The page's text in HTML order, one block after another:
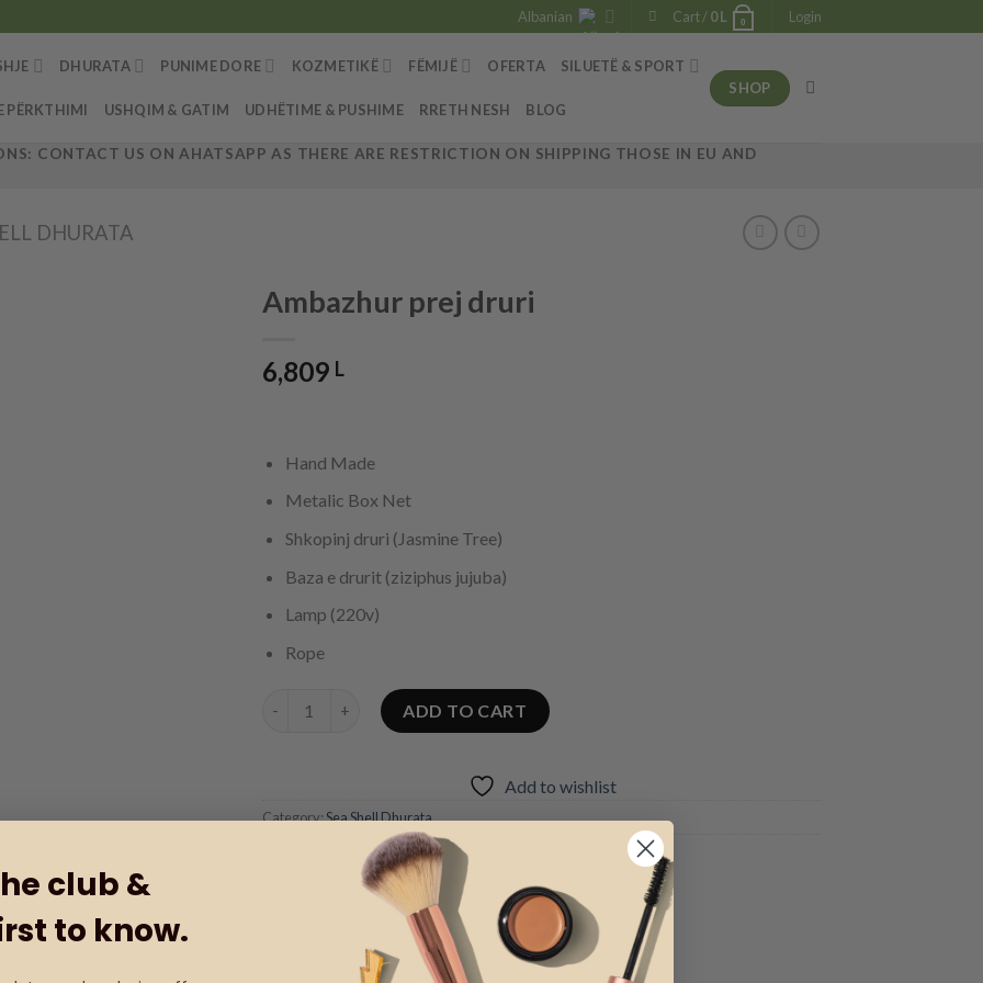
Albanian Cart /0L 0 Login
DHURATA PUNIME DORE KOZMETIKË FËMIJË OFERTA SILUETË & SPORT
PËRKTHIMI USHQIM & GATIM UDHËTIME & PUSHIME RRETH NESH BLOG
SHOP
CONTACT US ON AHATSAPP AS THERE ARE RESTRICTION ON SHIPPING THOSE IN EU AND
DHURATA
Ambazhur prej druri
6,809 L
Hand Made
Metalic Box Net
Shkopinj druri (Jasmine Tree)
Baza e drurit (ziziphus jujuba)
Lamp (220v)
Rope
Ambazhur prej druri quantity
ADD TO CART
Add to wishlist
Category:Sea Shell Dhurata
club &
to know.